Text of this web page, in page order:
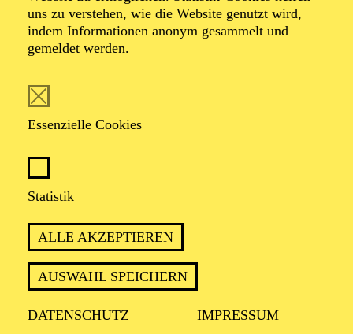
uns zu verstehen, wie die Website genutzt wird,
indem Informationen anonym gesammelt und
gemeldet werden.
Essenzielle Cookies
Statistik
ALLE AKZEPTIEREN
AUSWAHL SPEICHERN
DATENSCHUTZ IMPRESSUM
Orchestra
Samstag 9. Januar 2027
1 Stunde 30 Minuten, keine Pause